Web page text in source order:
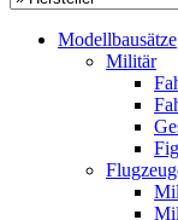
Modellbausätze
Militär